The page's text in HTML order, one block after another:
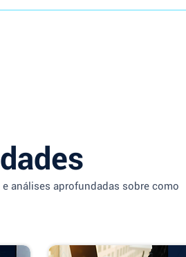
análises aprofundadas sobre como